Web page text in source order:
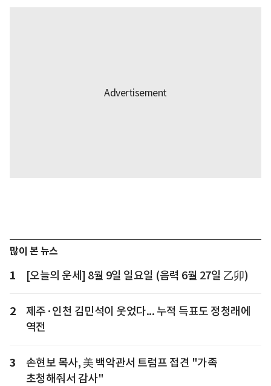
많이 본 뉴스
1 [오늘의 운세] 8월 9일 일요일 (음력 6월 27일 乙卯)
2
제주·인천 김민석이 웃었다... 누적 득표도 정청래에
역전
3
손현보 목사, 美 백악관서 트럼프 접견 "가족
초청해줘서 감사"